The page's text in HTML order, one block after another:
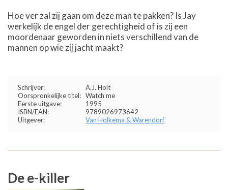
Hoe ver zal zij gaan om deze man te pakken? Is Jay
werkelijk de engel der gerechtigheid of is zij een
moordenaar geworden in niets verschillend van de
mannen op wie zij jacht maakt?
Schrijver:
A.J. Holt
Oorspronkelijke titel: Watch me
Eerste uitgave:
1995
ISBN/EAN:
9789026973642
Uitgever:
Van Holkema & Warendorf
De e-killer